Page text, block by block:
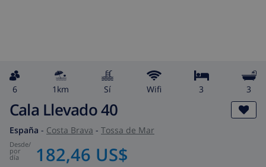
6 1km Sí wifi 3 3
Cala Llevado 40
España - Costa Brava - Tossa de Mar
desde/
por
día 182,46 US$